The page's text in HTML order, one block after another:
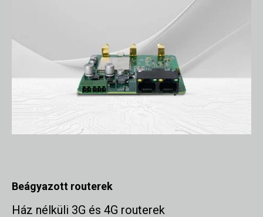
Beágyazott routerek
Ház nélküli 3G és 4G routerek